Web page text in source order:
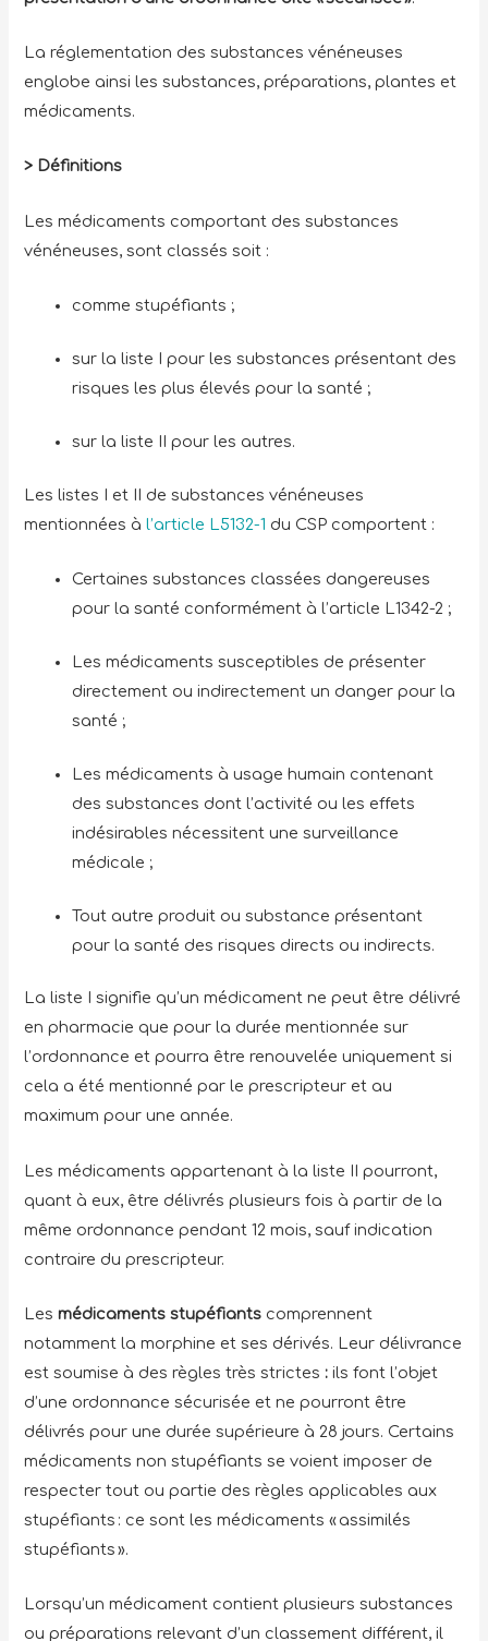
La réglementation des substances vénéneuses
englobe ainsi les substances, préparations, plantes et
médicaments.
> Définitions
Les médicaments comportant des substances
vénéneuses, sont classés soit :
comme stupéfiants ;
sur la liste I pour les substances présentant des
risques les plus élevés pour la santé ;
sur la liste II pour les autres.
Les listes I et II de substances vénéneuses
mentionnées àl’article L5132-1 du CSP comportent :
Certaines substances classées dangereuses
pour la santé conformément à l’article L1342-2 ;
Les médicaments susceptibles de présenter
directement ou indirectement un danger pour la
santé ;
Les médicaments à usage humain contenant
des substances dont l’activité ou les effets
indésirables nécessitent une surveillance
médicale ;
Tout autre produit ou substance présentant
pour la santé des risques directs ou indirects.
La liste I signifie qu’un médicament ne peut être délivré
en pharmacie que pour la durée mentionnée sur
l’ordonnance et pourra être renouvelée uniquement si
cela a été mentionné par le prescripteur et au
maximum pour une année.
Les médicaments appartenant à la liste II pourront,
quant à eux, être délivrés plusieurs fois à partir de la
même ordonnance pendant 12 mois, sauf indication
contraire du prescripteur.
Lesmédicaments stupéfiants comprennent
notamment la morphine et ses dérivés. Leur délivrance
est soumise à des règles très strictes : ils font l’objet
d’une ordonnance sécurisée et ne pourront être
délivrés pour une durée supérieure à 28 jours. Certains
médicaments non stupéfiants se voient imposer de
respecter tout ou partie des règles applicables aux
stupéfiants : ce sont les médicaments « assimilés
stupéfiants ».
Lorsqu’un médicament contient plusieurs substances
ou préparations relevant d’un classement différent, il